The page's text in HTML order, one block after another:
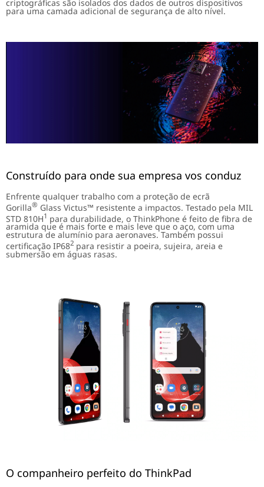
criptográficas são isolados dos dados de outros dispositivos
para uma camada adicional de segurança de alto nível.
Construído para onde sua empresa vos conduz
Enfrente qualquer trabalho com a proteção de ecrã
Gorilla® Glass Victus™ resistente a impactos. Testado pela MIL
STD 810H1 para durabilidade, o ThinkPhone é feito de fibra de
aramida que é mais forte e mais leve que o aço, com uma
estrutura de alumínio para aeronaves. Também possui
certificação IP682 para resistir a poeira, sujeira, areia e
submersão em águas rasas.
O companheiro perfeito do ThinkPad